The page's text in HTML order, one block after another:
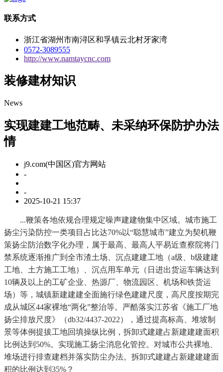
联系方式
浙江省湖州市南浔区和孚镇云北村牙家湾
0572-3089555
http://www.namtaycnc.com
装修建材知识
News
实现建建工地范畴、未采纳环保防护办法
情
j9.com(中国区)官方网站
-
-
2025-10-21 15:37
...鞭策各地依规合理规定噪声建建物集中区域。城市施工
扬尘污染防控一类项目占比达70%以“聪慧城市”建立为契机鞭
策扬尘防治数字化办理，属于最高、最高人平易近查察院将门
禁系统逐渐推广到全市渣土场、沉点建建工地（a级、b级建建
工地、土方施工工地）、沉点用车单元（日进出货运车辆达到
10辆及以上的工矿企业、热源厂、物流园区、机场和铁货运
场）等，城镇新建建建全面施行绿色建建尺度，高尺度按期完
成从城区44家裸地“两化”整治等。严酷落实江苏省《施工厂地
扬尘排放尺度》（db32/4437-2022），通过提高标高、堆坡制
景等体例提拔工地回填操纵比例，拆卸式建建占新建建建面积
比例达到50%。实现施工扬尘消息化管控。对城市公共裸地、
堆场进行排查建档并落实防尘办法。拆卸式建建占新建建建面
积的比例达到35%？